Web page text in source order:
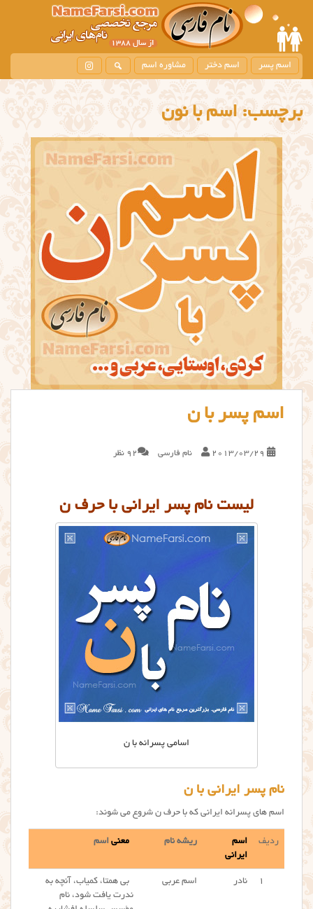
m
i
c
n
t
اسم پسر اسم دختر مشاوره اسم
برچسب:اسم با نون
اسم پسر با ن
2013/03/29 نام فارسی 92 نظر
لیست نام پسر ایرانی با حرف ن
اسامی پسرانه با ن
نام پسر ایرانی با ن
اسم های پسرانه ایرانی که با حرف ن شروع می شوند:
ردیف
اسم
ایرانی
ریشه نام معنی اسم
۱ نادر اسم عربی
بی همتا، کمیاب، آنچه به
ندرت یافت شود، نام